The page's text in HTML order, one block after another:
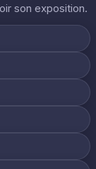
son exposition.